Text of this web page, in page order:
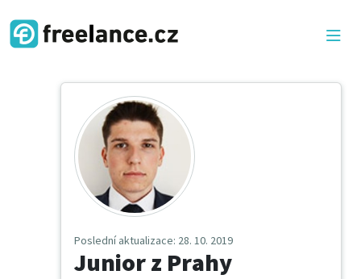
Poslední aktualizace: 28. 10. 2019
Junior z Prahy